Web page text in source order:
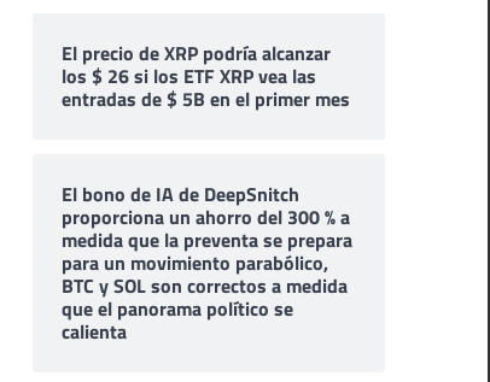
El precio de XRP podría alcanzar
los $ 26 si los ETF XRP vea las
entradas de $ 5B en el primer mes
El bono de IA de DeepSnitch
proporciona un ahorro del 300 % a
medida que la preventa se prepara
para un movimiento parabólico,
BTC y SOL son correctos a medida
que el panorama político se
calienta